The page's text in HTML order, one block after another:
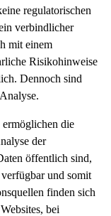
regulatorischen
verbindlicher
mit einem
Risikohinweise
Dennoch sind
die
der
öffentlich sind,
und somit
finden sich
bei